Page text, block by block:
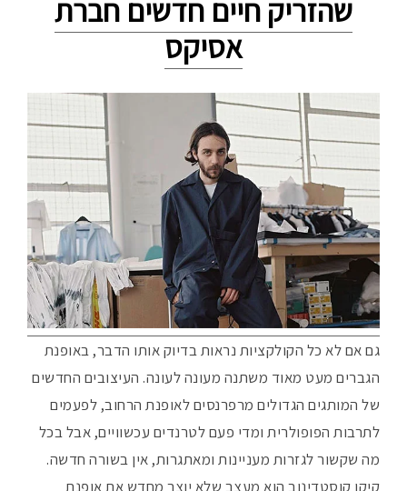
שהזריק חיים חדשים חברת
אסיקס
גם אם לא כל הקולקציות נראות בדיוק אותו הדבר, באופנת
הגברים מעט מאוד משתנה מעונה לעונה. העיצובים החדשים
של המותגים הגדולים מרפרנסים לאופנת הרחוב, לפעמים
לתרבות הפופולרית ומדי פעם לטרנדים עכשוויים, אבל בכל
מה שקשור לגזרות מעניינות ומאתגרות, אין בשורה חדשה.
קיקו קוסטדינוב הוא מעצב שלא יוצר מחדש את אופנת